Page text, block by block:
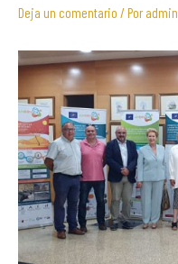
Deja un comentario / Poradmin